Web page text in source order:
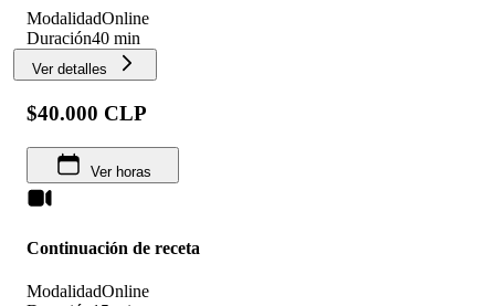
ModalidadOnline
Duración40 min
Ver detalles
$40.000 CLP
Ver horas
Continuación de receta
ModalidadOnline